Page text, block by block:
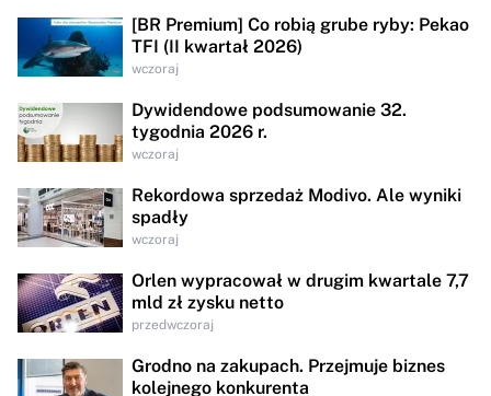
[BR Premium] Co robią grube ryby: Pekao
TFI (II kwartał 2026)
wczoraj
Dywidendowe podsumowanie 32.
tygodnia 2026 r.
wczoraj
Rekordowa sprzedaż Modivo. Ale wyniki
spadły
wczoraj
Orlen wypracował w drugim kwartale 7,7
mld zł zysku netto
przedwczoraj
Grodno na zakupach. Przejmuje biznes
kolejnego konkurenta